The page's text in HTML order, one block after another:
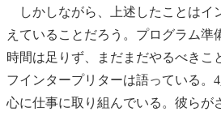
しかしながら、上述したことはイ
えていることだろう。プログラム準
時間は足りず、まだまだやるべきこ
フインタープリターは語っている。
心に仕事に取り組んでいる。彼らが